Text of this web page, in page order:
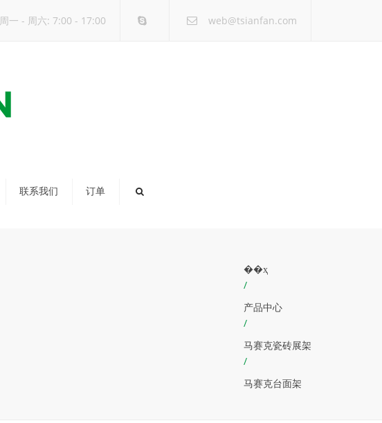
周一 - 周六: 7:00 - 17:00 web@tsianfan.com
联系我们 订单
��ҳ
/
产品中心
/
马赛克瓷砖展架
/
马赛克台面架